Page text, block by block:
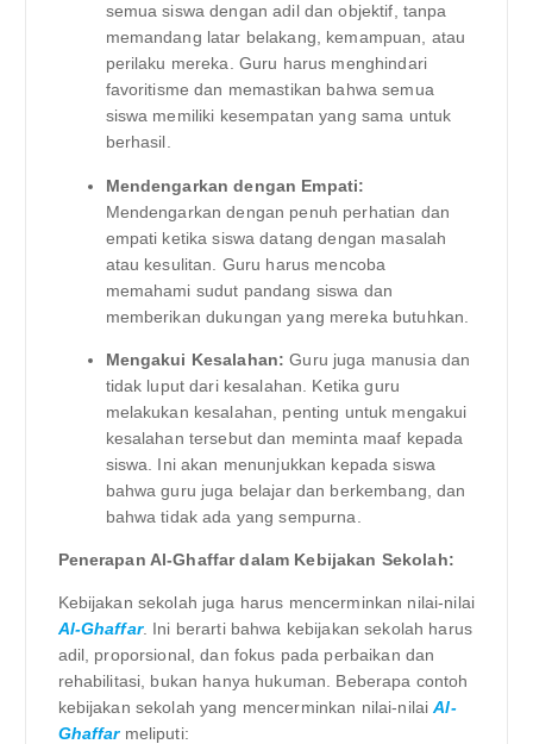
semua siswa dengan adil dan objektif, tanpa
memandang latar belakang, kemampuan, atau
perilaku mereka. Guru harus menghindari
favoritisme dan memastikan bahwa semua
siswa memiliki kesempatan yang sama untuk
berhasil.
Mendengarkan dengan Empati:
Mendengarkan dengan penuh perhatian dan
empati ketika siswa datang dengan masalah
atau kesulitan. Guru harus mencoba
memahami sudut pandang siswa dan
memberikan dukungan yang mereka butuhkan.
Mengakui Kesalahan: Guru juga manusia dan
tidak luput dari kesalahan. Ketika guru
melakukan kesalahan, penting untuk mengakui
kesalahan tersebut dan meminta maaf kepada
siswa. Ini akan menunjukkan kepada siswa
bahwa guru juga belajar dan berkembang, dan
bahwa tidak ada yang sempurna.
Penerapan Al-Ghaffar dalam Kebijakan Sekolah:
Kebijakan sekolah juga harus mencerminkan nilai-nilai
Al-Ghaffar. Ini berarti bahwa kebijakan sekolah harus
adil, proporsional, dan fokus pada perbaikan dan
rehabilitasi, bukan hanya hukuman. Beberapa contoh
kebijakan sekolah yang mencerminkan nilai-nilaiAl-
Ghaffarmeliputi: